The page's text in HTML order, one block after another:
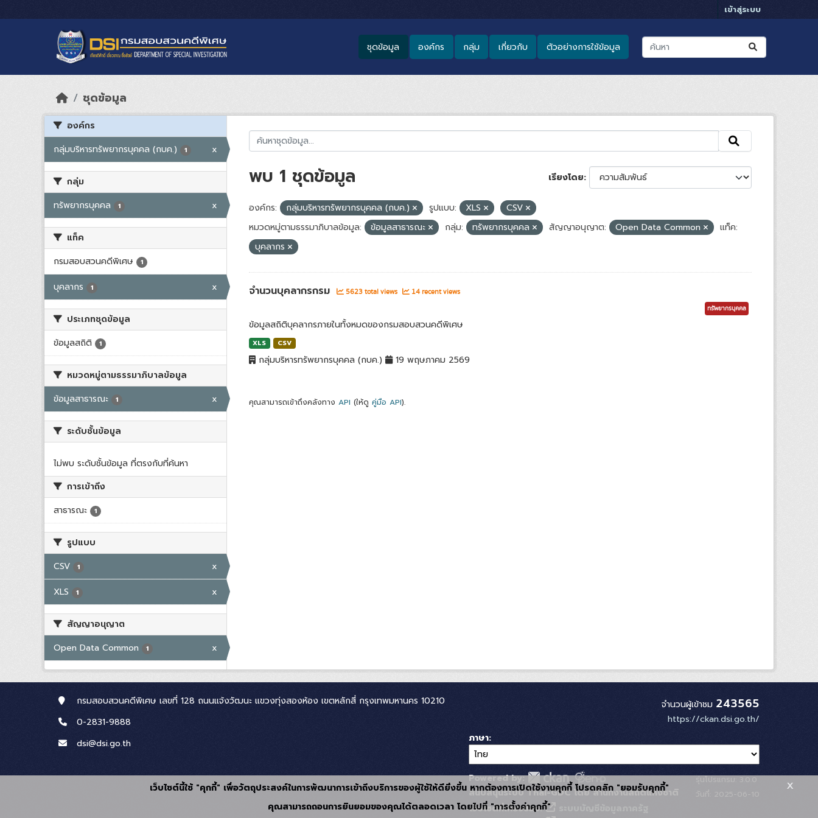
เข้าสู่ระบบ
ชุดข้อมูล องค์กร กลุ่ม เกี่ยวกับ ตัวอย่างการใช้ข้อมูล
ชุดข้อมูล
องค์กร
กลุ่มบริหารทรัพยากรบุคคล (กบค.)
1 x
กลุ่ม
ทรัพยากรบุคคล
1 x
แท็ค
กรมสอบสวนคดีพิเศษ
1
บุคลากร 1 x
ประเภทชุดข้อมูล
ข้อมูลสถิติ
1
หมวดหมู่ตามธรรมาภิบาลข้อมูล
ข้อมูลสาธารณะ
1 x
ระดับชั้นข้อมูล
ไม่พบ ระดับชั้นข้อมูล ที่ตรงกับที่ค้นหา
การเข้าถึง
สาธารณะ
1
รูปแบบ
CSV
1
x
XLS
1 x
สัญญาอนุญาต
Open Data Common
1 x
เรียงโดย
พบ 1 ชุดข้อมูล
องค์กร: กลุ่มบริหารทรัพยากรบุคคล (กบค.) รูปแบบ: XLS
CSV
หมวดหมู่ตามธรรมาภิบาลข้อมูล:
ข้อมูลสาธารณะ กลุ่ม: ทรัพยากรบุคคล สัญญาอนุญาต: Open Data Common
แท็ค:
บุคลากร
จำนวนบุคลากรกรม 5623 total views 14 recent views
ทรัพยากรบุคคล
ข้อมูลสถิติบุคลากรภายในทั้งหมดของกรมสอบสวนคดีพิเศษ
XLS CSV
กลุ่มบริหารทรัพยากรบุคคล (กบค.) 19 พฤษภาคม 2569
คุณสามารถเข้าถึงคลังทาง API (ให้ดู คู่มือ API).
กรมสอบสวนคดีพิเศษ เลขที่ 128 ถนนแจ้งวัฒนะ แขวงทุ่งสองห้อง เขตหลักสี่ กรุงเทพมหานคร 10210
0-2831-9888
dsi@dsi.go.th
จำนวนผู้เข้าชม 243565
https://ckan.dsi.go.th/
ภาษา
Powered by:
สนับสนุนระบบ Thai-GDC โดย สำนักงานสถิติแห่งชาติ
เว็บไซต์ที่เกี่ยวข้อง:
เว็บไซต์นี้ใช้ "คุกกี้" เพื่อวัตถุประสงค์ในการพัฒนาการเข้าถึงบริการของผู้ใช้ให้ดียิ่งขึ้น หากต้องการเปิดใช้งานคุกกี้ โปรดคลิก "ยอมรับคุกกี้"
คุณสามารถถอนการยินยอมของคุณได้ตลอดเวลา โดยไปที่ "การตั้งค่าคุกกี้"
x